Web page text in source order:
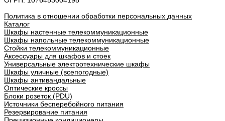
Политика в отношении обработки персональных данных
Каталог
Шкафы настенные телекоммуникационные
Шкафы напольные телекоммуникационные
Стойки телекоммуникационные
Аксессуары для шкафов и стоек
Универсальные электротехнические шкафы
Шкафы уличные (всепогодные)
Шкафы антивандальные
Оптические кроссы
Блоки розеток (PDU)
Источники бесперебойного питания
Резервирование питания